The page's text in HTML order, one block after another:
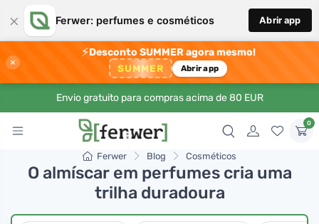
× Ferwer: perfumes e cosméticos Abrir app
×
⚡Desconto SUMMER agora mesmo!
SUMMER Abrir app
Envio gratuito para compras acima de 80 EUR
0
Ferwer Blog Cosméticos
O almíscar em perfumes cria uma
trilha duradoura